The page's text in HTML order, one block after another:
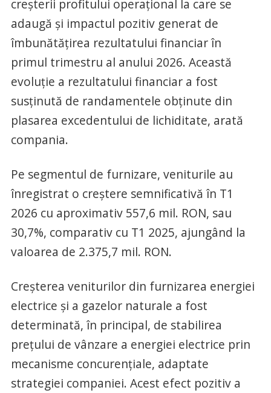
creșterii profitului operațional la care se
adaugă și impactul pozitiv generat de
îmbunătățirea rezultatului financiar în
primul trimestru al anului 2026. Această
evoluție a rezultatului financiar a fost
susținută de randamentele obținute din
plasarea excedentului de lichiditate, arată
compania.
Pe segmentul de furnizare, veniturile au
înregistrat o creștere semnificativă în T1
2026 cu aproximativ 557,6 mil. RON, sau
30,7%, comparativ cu T1 2025, ajungând la
valoarea de 2.375,7 mil. RON.
Creșterea veniturilor din furnizarea energiei
electrice și a gazelor naturale a fost
determinată, în principal, de stabilirea
prețului de vânzare a energiei electrice prin
mecanisme concurențiale, adaptate
strategiei companiei. Acest efect pozitiv a